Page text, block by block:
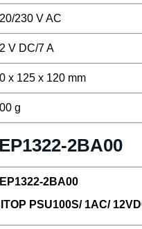
230 V AC
V DC/7 A
x 125 x 120 mm
g
2BA00
2BA00
PSU100S/ 1AC/